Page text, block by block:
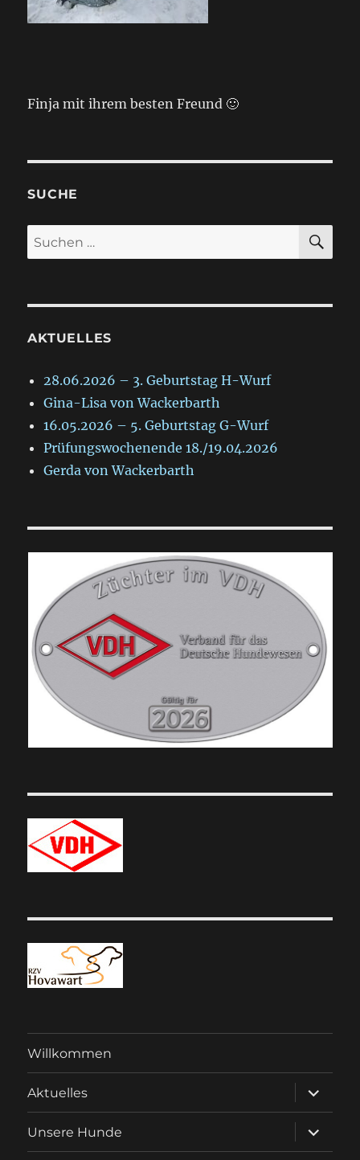
Finja mit ihrem besten Freund 🙂
SUCHE
Suche
nach:
AKTUELLES
28.06.2026 – 3. Geburtstag H-Wurf
Gina-Lisa von Wackerbarth
16.05.2026 – 5. Geburtstag G-Wurf
Prüfungswochenende 18./19.04.2026
Gerda von Wackerbarth
Willkommen
Aktuelles
anzeigen
Unsere Hunde
anzeigen